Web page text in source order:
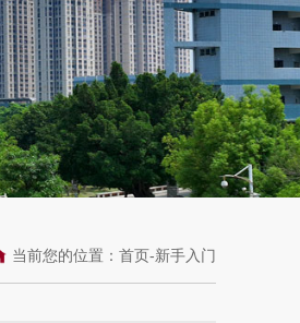
当前您的位置： 首页-新手入门